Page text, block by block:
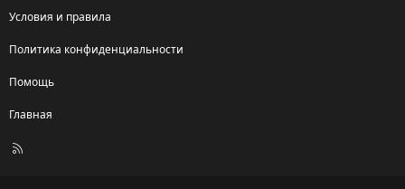
Условия и правила
Политика конфиденциальности
Помощь
Главная
R